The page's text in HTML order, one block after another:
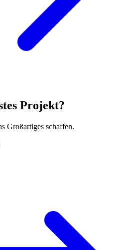
Projekt?
Großartiges schaffen.